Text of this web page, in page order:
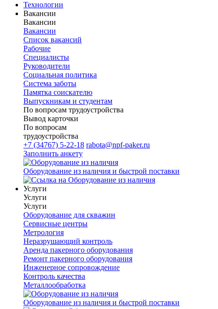
Технологии
Вакансии
Вакансии
Вакансии
Список вакансий
Рабочие
Специалисты
Руководители
Cоциальная политика
Система заботы
Памятка соискателю
Выпускникам и студентам
По вопросам трудоустройства
Вывод карточки
По вопросам
трудоустройства
+7 (34767) 5-22-18 rabota@npf-paker.ru
Заполнить анкету
Оборудование из наличия и быстрой поставки
Услуги
Услуги
Услуги
Оборудование для скважин
Сервисные центры
Метрология
Неразрушающий контроль
Аренда пакерного оборудования
Ремонт пакерного оборудования
Инженерное сопровождение
Контроль качества
Металлообработка
Оборудование из наличия и быстрой поставки